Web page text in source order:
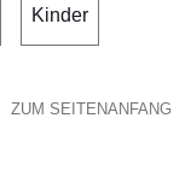
Kinder
ZUM SEITENANFANG